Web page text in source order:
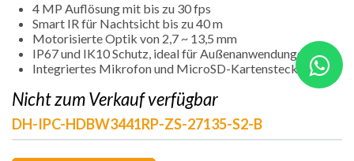
4 MP Auflösung mit bis zu 30 fps
Smart IR für Nachtsicht bis zu 40 m
Motorisierte Optik von 2,7 ~ 13,5 mm
IP67 und IK10 Schutz, ideal für Außenanwendungen
Integriertes Mikrofon und MicroSD-Kartensteckplatz
Nicht zum Verkauf verfügbar
DH-IPC-HDBW3441RP-ZS-27135-S2-B